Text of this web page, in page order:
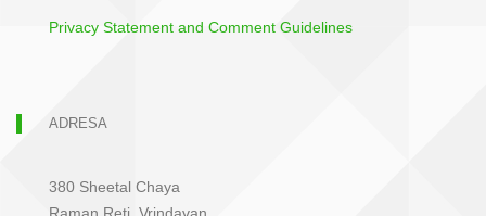
Privacy Statement and Comment Guidelines
ADRESA
380 Sheetal Chaya
Raman Reti, Vrindavan